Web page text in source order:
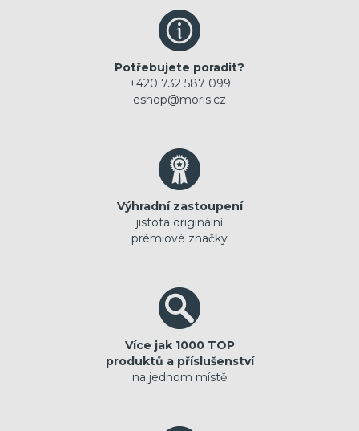
Potřebujete poradit?
+420 732 587 099
eshop@moris.cz
Výhradní zastoupení
jistota originální
prémiové značky
Více jak 1000 TOP
produktů a příslušenství
na jednom místě